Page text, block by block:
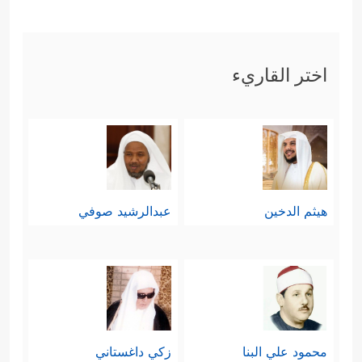
الخالق، وإنَّما باتخاذهم الوسطاء
والشفعاء من غير علمٍ ولا إذنٍ من الله،
ثم عبدوا هؤلاء الوسطاء والشفعاء،
ومنَحوهم بعضًا من صفات الربوبيَّة
وسطاءَه أبناء لله؛ كقول المشركين في
الملائكة، وقول النصارى في عيسى
السلام
؛ ولذلك ردَّ الله عليهم فِريَتَهم
اختر القاريء
هيثم الدخين عبدالرشيد صوفي
محمود علي البنا زكي داغستاني